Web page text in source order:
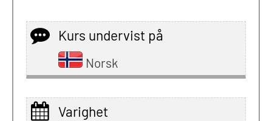
Kurs undervist på
Norsk
Varighet